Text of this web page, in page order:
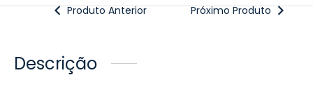
Produto Anterior Próximo Produto
Descrição